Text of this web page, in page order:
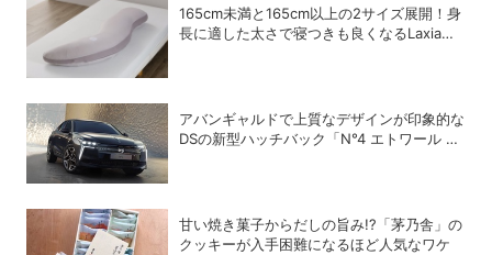
165cm未満と165cm以上の2サイズ展開！身
長に適した太さで寝つきも良くなるLaxiaの
アバンギャルドで上質なデザインが印象的な
DSの新型ハッチバック「N°4 エトワール ハ
甘い焼き菓子からだしの旨み!?「茅乃舎」の
クッキーが入手困難になるほど人気なワケ